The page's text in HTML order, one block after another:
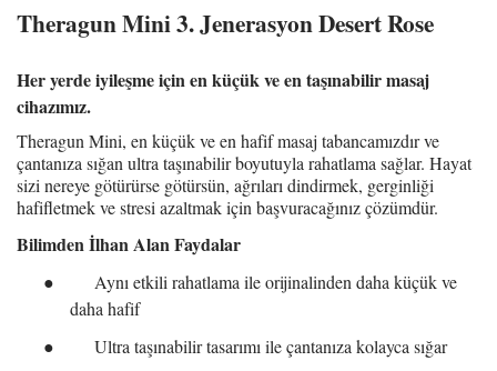
Theragun Mini 3. Jenerasyon Desert Rose
Her yerde iyileşme için en küçük ve en taşınabilir masaj
cihazımız.
Theragun Mini, en küçük ve en hafif masaj tabancamızdır ve
çantanıza sığan ultra taşınabilir boyutuyla rahatlama sağlar. Hayat
sizi nereye götürürse götürsün, ağrıları dindirmek, gerginliği
hafifletmek ve stresi azaltmak için başvuracağınız çözümdür.
Bilimden İlhan Alan Faydalar
● Aynı etkili rahatlama ile orijinalinden daha küçük ve
daha hafif
● Ultra taşınabilir tasarımı ile çantanıza kolayca sığar